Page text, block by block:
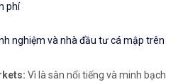
phí
nghiệm và nhà đầu tư cá mập trên
Vì là sàn nổi tiếng và minh bạch